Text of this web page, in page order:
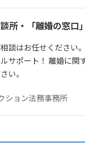
所・「離婚の窓口」
談はお任せください
サポート！ 離婚に関
い。
ション法務事務所